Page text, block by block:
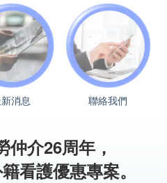
消息 聯絡我們
仲介26周年，
看護優惠專案。